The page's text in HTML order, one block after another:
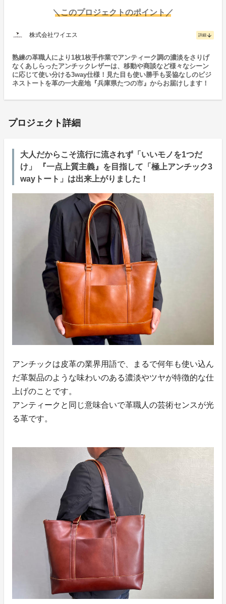
＼このプロジェクトのポイント／
株式会社ワイエス 詳細 arrow_downward
熟練の革職人により1枚1枚手作業でアンティーク調の濃淡をさりげ
なくあしらったアンチックレザーは、移動や商談など様々なシーン
に応じて使い分ける3way仕様！見た目も使い勝手も妥協なしのビジ
ネストートを革の一大産地『兵庫県たつの市』からお届けします！
プロジェクト詳細
大人だからこそ流行に流されず「いいモノを1つだ
け」 『一点上質主義』を目指して「極上アンチック3
wayトート」は出来上がりました！
アンチックは皮革の業界用語で、まるで何年も使い込ん
だ革製品のような味わいのある濃淡やツヤが特徴的な仕
上げのことです。
アンティークと同じ意味合いで革職人の芸術センスが光
る革です。